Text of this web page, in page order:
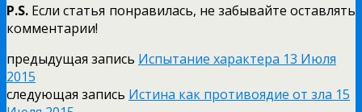
P.S. Если статья понравилась, не забывайте оставлять
комментарии!
предыдущая запись Испытание характера 13 Июля
2015
следующая запись Истина как противоядие от зла 15